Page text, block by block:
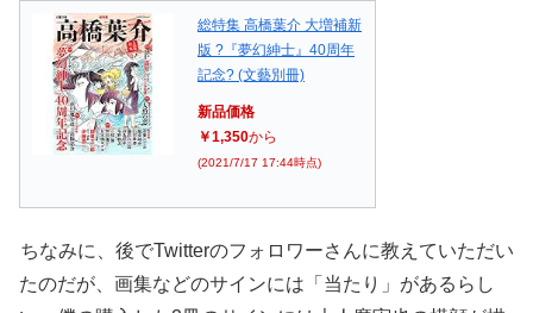
総特集 高橋葉介 大増補新
版 ?『夢幻紳士』40周年
記念? (文藝別冊)
新品価格
￥1,350から
(2021/7/17 17:44時点)
ちなみに、後でTwitterのフォロワーさんに教えていただい
たのだが、画集などのサインには「当たり」があるらし